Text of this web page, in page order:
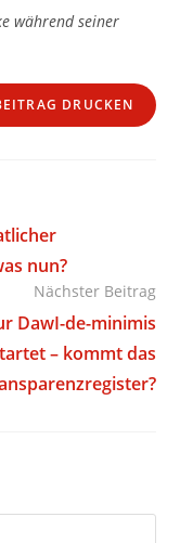
während seiner
DRUCKEN
nun?
Nächster Beitrag
DawI-de-minimis
– kommt das